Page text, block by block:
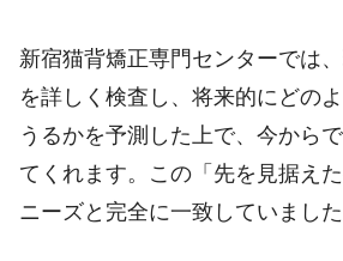
新宿猫背矯正専門センターでは
を詳しく検査し、将来的にどの
うるかを予測した上で、今から
てくれます。この「先を見据え
ニーズと完全に一致していました